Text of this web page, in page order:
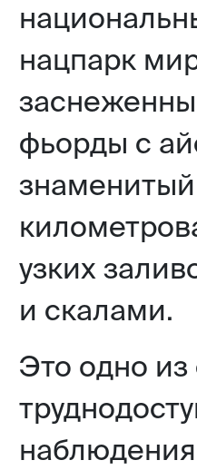
нацпарк
фьорды с
узких
и скалами.
Это одно